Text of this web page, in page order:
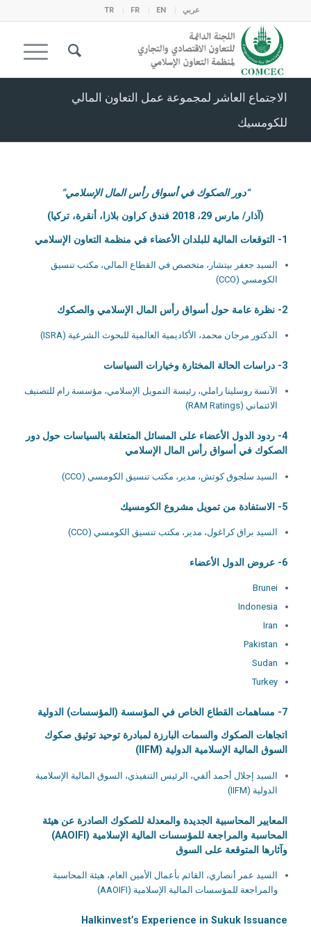
عربي EN
FR
TR
الاجتماع العاشر لمجموعة عمل التعاون المالي
للكومسيك
“دور الصكوك في أسواق رأس المال الإسلامي”
(آذار/ مارس 29، 2018 فندق كراون بلازا، أنقرة، تركيا)
1- التوقعات المالية للبلدان الأعضاء في منظمة التعاون الإسلامي
السيد جعفر بيتشار، متخصص في القطاع المالي، مكتب تنسيق
الكومسي (CCO)
2- نظرة عامة حول أسواق رأس المال الإسلامي والصكوك
الدكتور مرجان محمد، الأكاديمية العالمية للبحوث الشرعية (ISRA)
3- دراسات الحالة المختارة وخيارات السياسات
الآنسة روسلينا راملي، رئيسة التمويل الإسلامي، مؤسسة رام للتصنيف
الائتماني (RAM Ratings)
4- ردود الدول الأعضاء على المسائل المتعلقة بالسياسات حول دور
الصكوك في أسواق رأس المال الإسلامي
السيد سلجوق كوتش، مدير، مكتب تنسيق الكومسي (CCO)
5- الاستفادة من تمويل مشروع الكومسيك
السيد براق كراغول، مدير، مكتب تنسيق الكومسي (CCO)
6- عروض الدول الأعضاء
Brunei
Indonesia
Iran
Pakistan
Sudan
Turkey
7- مساهمات القطاع الخاص في المؤسسة (المؤسسات) الدولية
اتجاهات الصكوك والسمات البارزة لمبادرة توحيد توثيق صكوك
السوق المالية الإسلامية الدولية (IIFM)
السيد إجلال أحمد ألفي، الرئيس التنفيذي، السوق المالية الإسلامية
الدولية (IIFM)
المعايير المحاسبية الجديدة والمعدلة للصكوك الصادرة عن هيئة
المحاسبة والمراجعة للمؤسسات المالية الإسلامية (AAOIFI)
وآثارها المتوقعة على السوق
السيد عمر أنصاري، القائم بأعمال الأمين العام، هيئة المحاسبة
والمراجعة للمؤسسات المالية الإسلامية (AAOIFI)
Halkinvest’s Experience in Sukuk Issuance